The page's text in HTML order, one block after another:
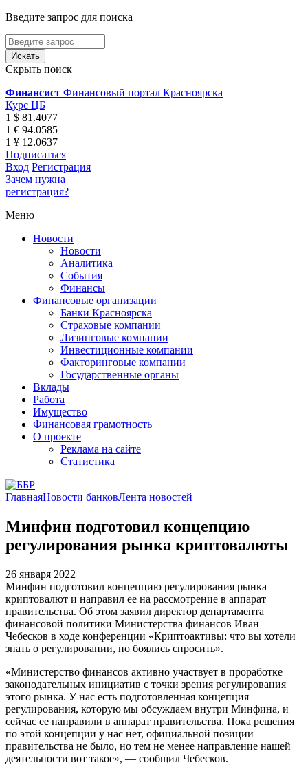
Введите запрос для поиска
Скрыть поиск
Финансист Финансовый портал Красноярска
Курс ЦБ
1 $ 81.4077
1 € 94.0585
1 ¥ 12.0637
Подписаться
Вход Регистрация
Зачем нужна
регистрация?
Меню
Новости
Новости
Аналитика
События
Финансы
Финансовые организации
Банки Красноярска
Страховые компании
Лизинговые компании
Инвестиционные компании
Факторинговые компании
Государственные органы
Вклады
Работа
Имущество
Финансовая грамотность
О проекте
Реклама на сайте
Статистика
ГлавнаяНовости банковЛента новостей
Минфин подготовил концепцию
регулирования рынка криптовалюты
26 января 2022
Минфин подготовил концепцию регулирования рынка
криптовалют и направил ее на рассмотрение в аппарат
правительства. Об этом заявил директор департамента
финансовой политики Министерства финансов Иван
Чебесков в ходе конференции «Криптоактивы: что вы хотели
знать о регулировании, но боялись спросить».
«Министерство финансов активно участвует в проработке
законодательных инициатив с точки зрения регулирования
этого рынка. У нас есть подготовленная концепция
регулирования, которую мы обсуждаем внутри Минфина, и
сейчас ее направили в аппарат правительства. Пока решения
по этой концепции у нас нет, официальной позиции
правительства не было, но тем не менее направление нашей
деятельности вот такое», — сообщил Чебесков.